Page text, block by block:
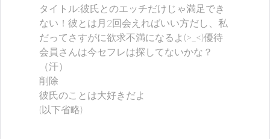
タイトル:彼氏とのエッチだけじゃ満足でき
ない！彼とは月2回会えればいい方だし、私
だってさすがに欲求不満になるよ(>_<)優待
会員さんは今セフレは探してないかな？
（汗）
削除
彼氏のことは大好きだよ
(以下省略)